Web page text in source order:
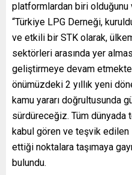
platformlardan biri olduğunu
“Türkiye LPG Derneği,
ve etkili bir STK olarak,
sektörleri arasında yer
geliştirmeye devam
önümüzdeki 2 yıllık yeni
kamu yararı doğrultusunda
sürdüreceğiz. Tüm dünyada
kabul gören ve teşvik edilen
ettiği noktalara taşımaya
bulundu.